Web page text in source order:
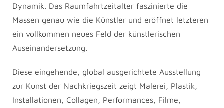
Dynamik. Das Raumfahrtzeitalter faszinierte die
Massen genau wie die Künstler und eröffnet letzteren
ein vollkommen neues Feld der künstlerischen
Auseinandersetzung.
Diese eingehende, global ausgerichtete Ausstellung
zur Kunst der Nachkriegszeit zeigt Malerei, Plastik,
Installationen, Collagen, Performances, Filme,